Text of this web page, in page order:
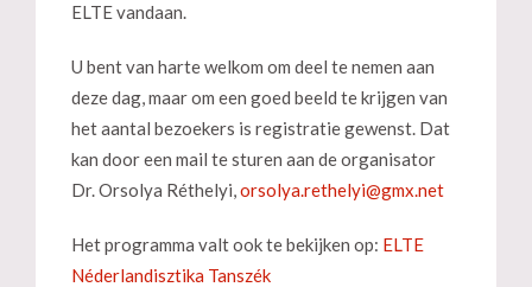
ELTE vandaan.
U bent van harte welkom om deel te nemen aan
deze dag, maar om een goed beeld te krijgen van
het aantal bezoekers is registratie gewenst. Dat
kan door een mail te sturen aan de organisator
Dr. Orsolya Réthelyi,
Het programma valt ook te bekijken op: ELTE
Néderlandisztika Tanszék